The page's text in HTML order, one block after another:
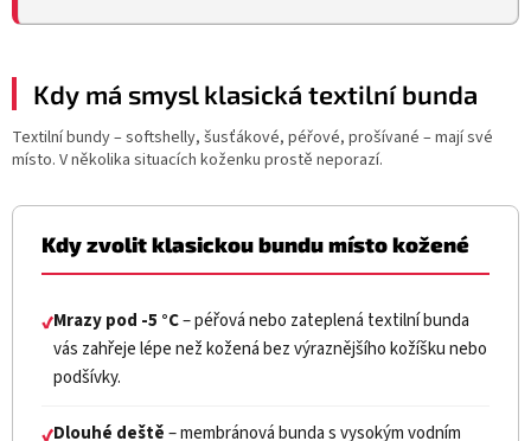
Kdy má smysl klasická textilní bunda
Textilní bundy – softshelly, šusťákové, péřové, prošívané – mají své
místo. V několika situacích koženku prostě neporazí.
Kdy zvolit klasickou bundu místo kožené
✔Mrazy pod -5 °C– péřová nebo zateplená textilní bunda
vás zahřeje lépe než kožená bez výraznějšího kožíšku nebo
podšívky.
✔Dlouhé deště– membránová bunda s vysokým vodním